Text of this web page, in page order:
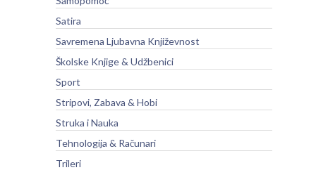
Satira
Savremena Ljubavna Književnost
Školske Knjige & Udžbenici
Sport
Stripovi, Zabava & Hobi
Struka i Nauka
Tehnologija & Računari
Trileri